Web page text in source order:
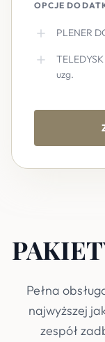
OPCJE
PLENER
uzg.
Pełna
najwyższej
zespół